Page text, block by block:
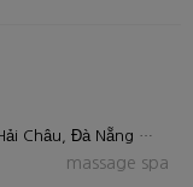
179 Trần Phú, Hải Châu 1, Hải Châu, Đà Nẵng 550000, Việt Nam
massage spa